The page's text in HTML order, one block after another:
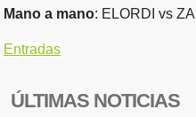
Mano a mano: ELORDI vs
Entradas
ÚLTIMAS NOTICIAS